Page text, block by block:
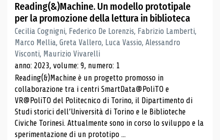
Reading(&)Machine. Un modello prototipale
per la promozione della lettura in biblioteca
Cecilia Cognigni, Federico De Lorenzis, Fabrizio Lamberti,
Marco Mellia, Greta Vallero, Luca Vassio, Alessandro
Visconti, Maurizio Vivarelli
anno: 2023, volume: 9, numero: 1
Reading(&)Machine è un progetto promosso in
collaborazione tra i centri SmartData@PoliTO e
VR@PoliTO del Politecnico di Torino, il Dipartimento di
Studi storici dell’Università di Torino e le Biblioteche
Civiche Torinesi. Attualmente sono in corso lo sviluppo e la
sperimentazione di un prototipo ...